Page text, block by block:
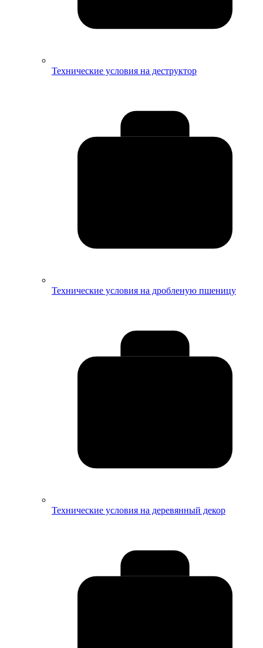
Технические условия на деструктор
Технические условия на дробленую пшеницу
Технические условия на деревянный декор